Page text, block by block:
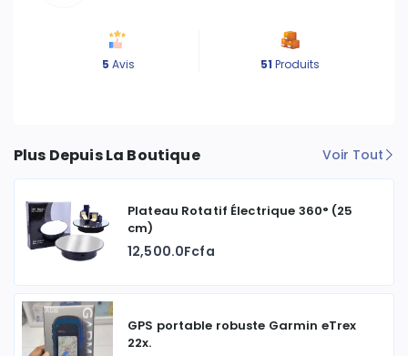
5 Avis 51 Produits
Plus Depuis La Boutique Voir Tout
Plateau Rotatif Électrique 360° (25
cm)
12,500.0Fcfa
GPS portable robuste Garmin eTrex
22x.